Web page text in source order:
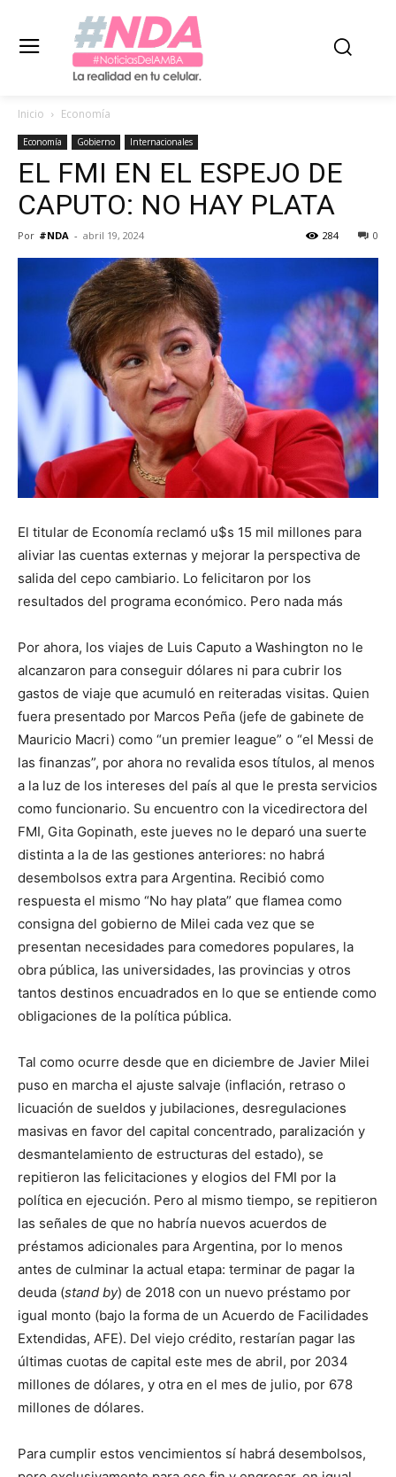
Inicio Economía
Economía Gobierno Internacionales
EL FMI EN EL ESPEJO DE
CAPUTO: NO HAY PLATA
Por #NDA - abril 19, 2024 0
284
El titular de Economía reclamó u$s 15 mil millones para
aliviar las cuentas externas y mejorar la perspectiva de
salida del cepo cambiario. Lo felicitaron por los
resultados del programa económico. Pero nada más
Por ahora, los viajes de Luis Caputo a Washington no le
alcanzaron para conseguir dólares ni para cubrir los
gastos de viaje que acumuló en reiteradas visitas. Quien
fuera presentado por Marcos Peña (jefe de gabinete de
Mauricio Macri) como “un premier league” o “el Messi de
las finanzas”, por ahora no revalida esos títulos, al menos
a la luz de los intereses del país al que le presta servicios
como funcionario. Su encuentro con la vicedirectora del
FMI, Gita Gopinath, este jueves no le deparó una suerte
distinta a la de las gestiones anteriores: no habrá
desembolsos extra para Argentina. Recibió como
respuesta el mismo “No hay plata” que flamea como
consigna del gobierno de Milei cada vez que se
presentan necesidades para comedores populares, la
obra pública, las universidades, las provincias y otros
tantos destinos encuadrados en lo que se entiende como
obligaciones de la política pública.
Tal como ocurre desde que en diciembre de Javier Milei
puso en marcha el ajuste salvaje (inflación, retraso o
licuación de sueldos y jubilaciones, desregulaciones
masivas en favor del capital concentrado, paralización y
desmantelamiento de estructuras del estado), se
repitieron las felicitaciones y elogios del FMI por la
política en ejecución. Pero al mismo tiempo, se repitieron
las señales de que no habría nuevos acuerdos de
préstamos adicionales para Argentina, por lo menos
antes de culminar la actual etapa: terminar de pagar la
deuda (stand by) de 2018 con un nuevo préstamo por
igual monto (bajo la forma de un Acuerdo de Facilidades
Extendidas, AFE). Del viejo crédito, restarían pagar las
últimas cuotas de capital este mes de abril, por 2034
millones de dólares, y otra en el mes de julio, por 678
millones de dólares.
Para cumplir estos vencimientos sí habrá desembolsos,